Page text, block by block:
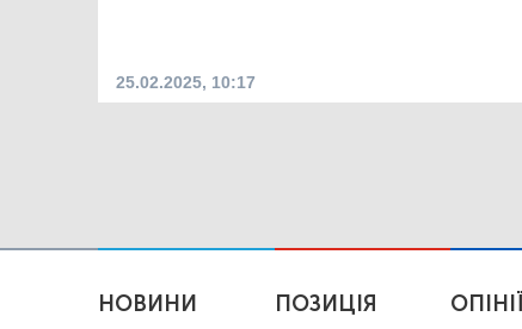
25.02.2025, 10:17
НОВИНИ ПОЗИЦІЯ ОПІНІЇ